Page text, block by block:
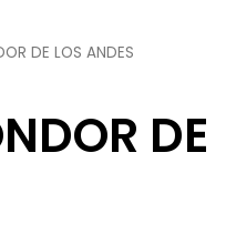
DE LOS ANDES
DE